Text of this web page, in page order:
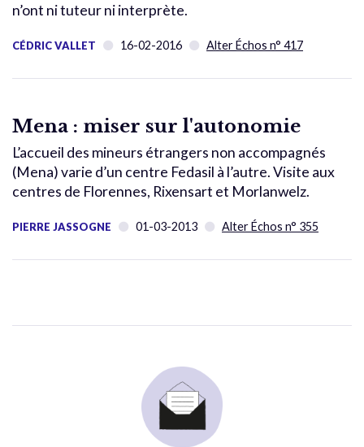
n’ont ni tuteur ni interprète.
CÉDRIC VALLET 16-02-2016 Alter Échos n° 417
Mena : miser sur l'autonomie
L’accueil des mineurs étrangers non accompagnés
(Mena) varie d’un centre Fedasil à l’autre. Visite aux
centres de Florennes, Rixensart et Morlanwelz.
PIERRE JASSOGNE 01-03-2013 Alter Échos n° 355